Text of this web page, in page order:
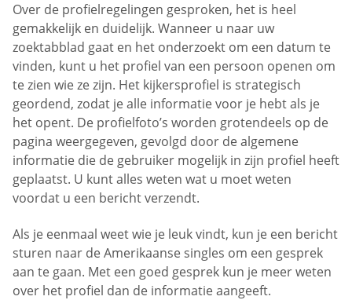
Over de profielregelingen gesproken, het is heel
gemakkelijk en duidelijk. Wanneer u naar uw
zoektabblad gaat en het onderzoekt om een datum te
vinden, kunt u het profiel van een persoon openen om
te zien wie ze zijn. Het kijkersprofiel is strategisch
geordend, zodat je alle informatie voor je hebt als je
het opent. De profielfoto’s worden grotendeels op de
pagina weergegeven, gevolgd door de algemene
informatie die de gebruiker mogelijk in zijn profiel heeft
geplaatst. U kunt alles weten wat u moet weten
voordat u een bericht verzendt.
Als je eenmaal weet wie je leuk vindt, kun je een bericht
sturen naar de Amerikaanse singles om een gesprek
aan te gaan. Met een goed gesprek kun je meer weten
over het profiel dan de informatie aangeeft.